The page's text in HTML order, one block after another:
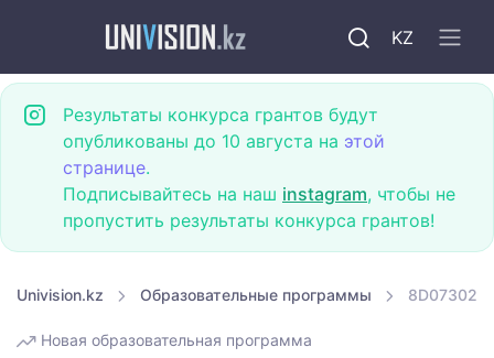
KZ
Результаты конкурса грантов будут
опубликованы до 10 августа на этой
странице.
Подписывайтесь на наш instagram, чтобы не
пропустить результаты конкурса грантов!
Univision.kz Образовательные программы 8D07302
Новая образовательная программа